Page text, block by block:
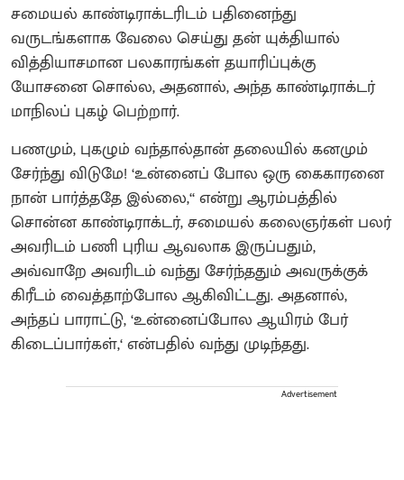
சமையல் காண்டிராக்டரிடம் பதினைந்து
வருடங்களாக வேலை செய்து தன் யுக்தியால்
வித்தியாசமான பலகாரங்கள் தயாரிப்புக்கு
யோசனை சொல்ல, அதனால், அந்த காண்டிராக்டர்
மாநிலப் புகழ் பெற்றார்.
பணமும், புகழும் வந்தால்தான் தலையில் கனமும்
சேர்ந்து விடுமே! ‘உன்னைப் போல ஒரு கைகாரனை
நான் பார்த்ததே இல்லை,‘‘ என்று ஆரம்பத்தில்
சொன்ன காண்டிராக்டர், சமையல் கலைஞர்கள் பலர்
அவரிடம் பணி புரிய ஆவலாக இருப்பதும்,
அவ்வாறே அவரிடம் வந்து சேர்ந்ததும் அவருக்குக்
கிரீடம் வைத்தாற்போல ஆகிவிட்டது. அதனால்,
அந்தப் பாராட்டு, ‘உன்னைப்போல ஆயிரம் பேர்
கிடைப்பார்கள்,‘ என்பதில் வந்து முடிந்தது.
Advertisement